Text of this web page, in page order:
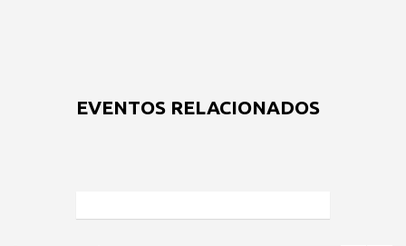
EVENTOS RELACIONADOS